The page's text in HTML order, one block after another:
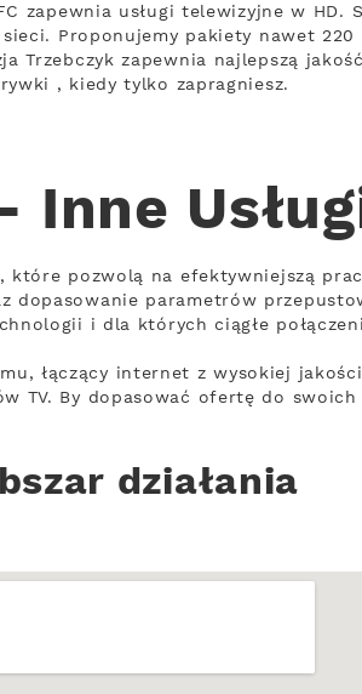
zapewnia usługi telewizyjne w HD.
Proponujemy pakiety nawet
Trzebczyk zapewnia najlepszą
, kiedy tylko zapragniesz.
Inne
pozwolą na efektywniejszą
dopasowanie parametrów
i dla których ciągłe
łączący internet z wysokiej
TV. By dopasować ofertę do
działania